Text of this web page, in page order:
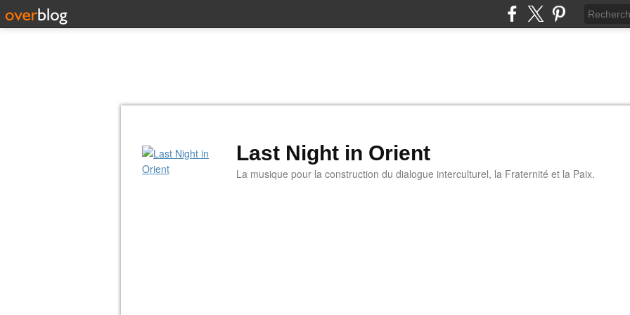
Last Night in Orient
La musique pour la construction du dialogue interculturel, la Fraternité et la Paix.